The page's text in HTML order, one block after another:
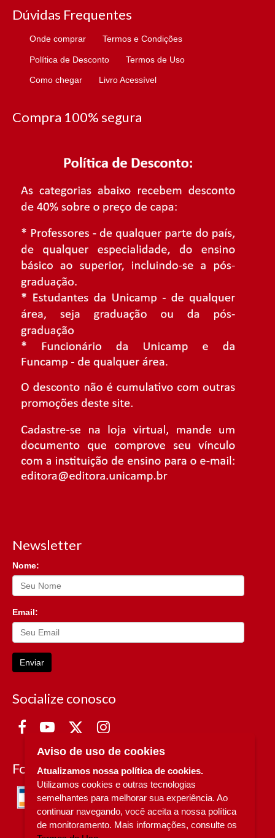
Dúvidas Frequentes
Onde comprar Termos e Condições
Política de Desconto Termos de Uso
Como chegar Livro Acessível
Compra 100% segura
Newsletter
Nome:
Email:
Enviar
Socialize conosco
Formas de Pagamento
Aviso de uso de cookies
Atualizamos nossa política de cookies.
Utilizamos cookies e outras tecnologias
semelhantes para melhorar sua experiência. Ao
continuar navegando, você aceita a nossa política
de monitoramento. Mais informações, consulte os